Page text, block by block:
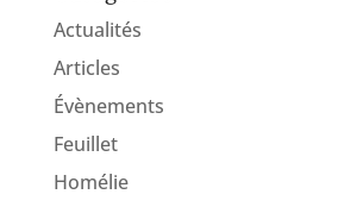
Actualités
Articles
Évènements
Feuillet
Homélie